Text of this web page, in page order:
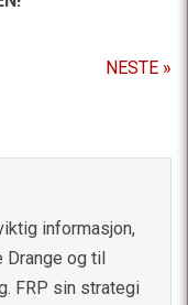
NESTE »
informasjon,
Drange og til
FRP sin strategi